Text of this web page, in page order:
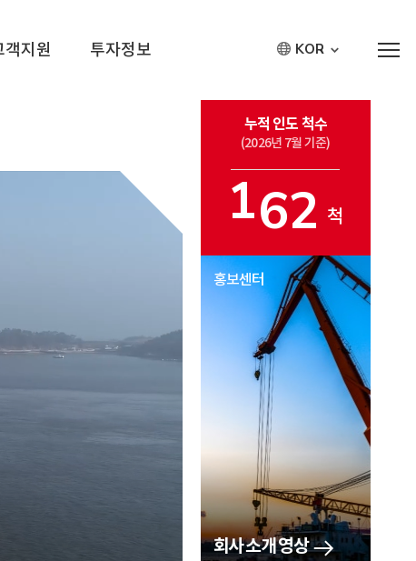
객지원 투자정보 KOR
누적 인도 척수
(2026년 7월 기준)
1
1
6
6
2
1
척
홍보센터
회사 소개 영상